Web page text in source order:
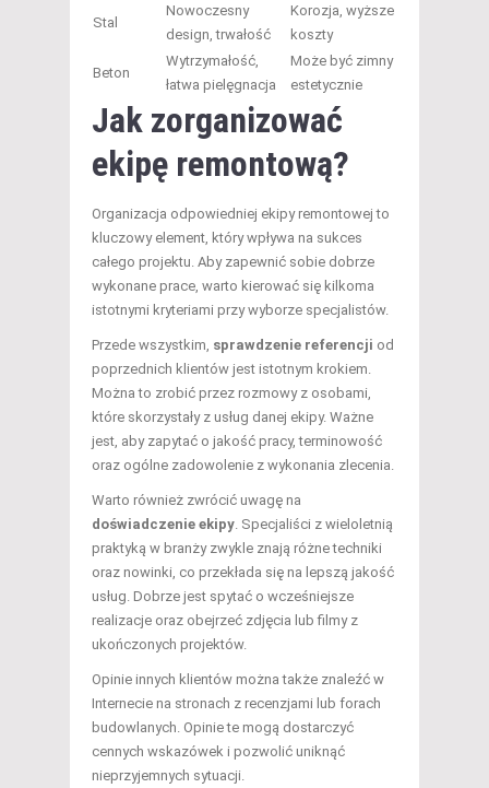
Stal
Nowoczesny
design, trwałość
Korozja, wyższe
koszty
Beton
Wytrzymałość,
łatwa pielęgnacja
Może być zimny
estetycznie
Jak zorganizować
ekipę remontową?
Organizacja odpowiedniej ekipy remontowej to
kluczowy element, który wpływa na sukces
całego projektu. Aby zapewnić sobie dobrze
wykonane prace, warto kierować się kilkoma
istotnymi kryteriami przy wyborze specjalistów.
Przede wszystkim, sprawdzenie referencji od
poprzednich klientów jest istotnym krokiem.
Można to zrobić przez rozmowy z osobami,
które skorzystały z usług danej ekipy. Ważne
jest, aby zapytać o jakość pracy, terminowość
oraz ogólne zadowolenie z wykonania zlecenia.
Warto również zwrócić uwagę na
doświadczenie ekipy . Specjaliści z wieloletnią
praktyką w branży zwykle znają różne techniki
oraz nowinki, co przekłada się na lepszą jakość
usług. Dobrze jest spytać o wcześniejsze
realizacje oraz obejrzeć zdjęcia lub filmy z
ukończonych projektów.
Opinie innych klientów można także znaleźć w
Internecie na stronach z recenzjami lub forach
budowlanych. Opinie te mogą dostarczyć
cennych wskazówek i pozwolić uniknąć
nieprzyjemnych sytuacji.